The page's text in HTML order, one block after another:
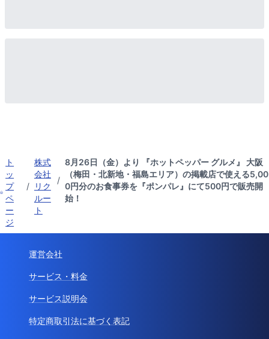
ト
ッ
プ
ペ
ー
ジ
/
株式
会社
リク
ルー
ト
/
8月26日（金）より 『ホットペッパー グルメ』 大阪
（梅田・北新地・福島エリア）の掲載店で使える5,00
0円分のお食事券を『ポンパレ』にて500円で販売開
始！
運営会社
サービス・料金
サービス説明会
特定商取引法に基づく表記